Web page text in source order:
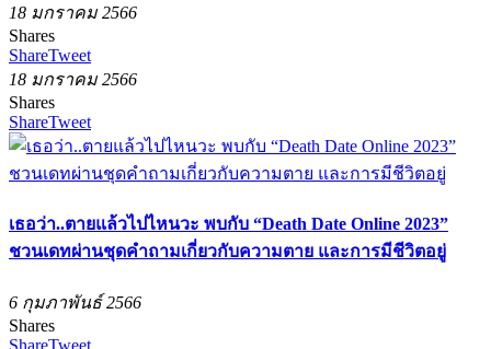
18 มกราคม 2566
Shares
ShareTweet
18 มกราคม 2566
Shares
ShareTweet
เธอว่า..ตายแล้วไปไหนวะ พบกับ “Death Date Online 2023”
ชวนเดทผ่านชุดคำถามเกี่ยวกับความตาย และการมีชีวิตอยู่
6 กุมภาพันธ์ 2566
Shares
ShareTweet